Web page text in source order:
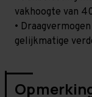
vakhoogte van
•
gelijkmatige